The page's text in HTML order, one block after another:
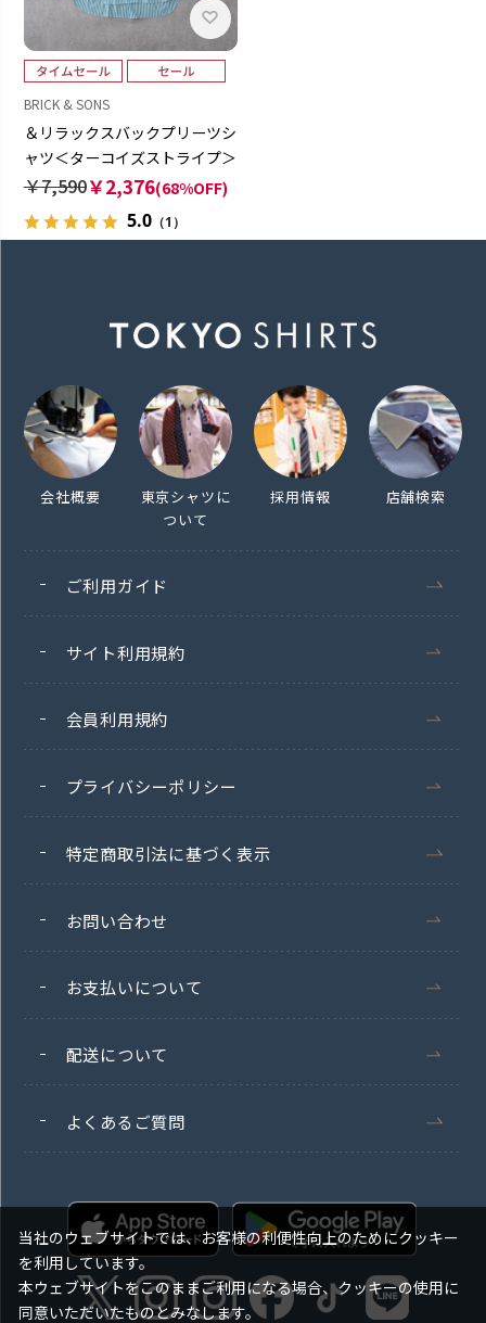
BRICK & SONS
＆リラックスバックプリーツシ
ャツ＜ターコイズストライプ＞
￥7,590￥2,376(68%OFF)
5.0（1）
会社概要
東京シャツに
ついて
採用情報 店舗検索
ご利用ガイド
サイト利用規約
会員利用規約
プライバシーポリシー
特定商取引法に基づく表示
お問い合わせ
お支払いについて
配送について
よくあるご質問
当社のウェブサイトでは、お客様の利便性向上のためにクッキー
を利用しています。
本ウェブサイトをこのままご利用になる場合、クッキーの使用に
同意いただいたものとみなします。